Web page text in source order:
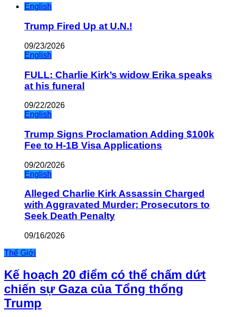
English
Trump Fired Up at U.N.!
09/23/2026
English
FULL: Charlie Kirk’s widow Erika speaks
at his funeral
09/22/2026
English
Trump Signs Proclamation Adding $100k
Fee to H-1B Visa Applications
09/20/2026
English
Alleged Charlie Kirk Assassin Charged
with Aggravated Murder; Prosecutors to
Seek Death Penalty
09/16/2026
Thế Giới
Kế hoạch 20 điểm có thể chấm dứt
chiến sự Gaza của Tổng thống
Trump